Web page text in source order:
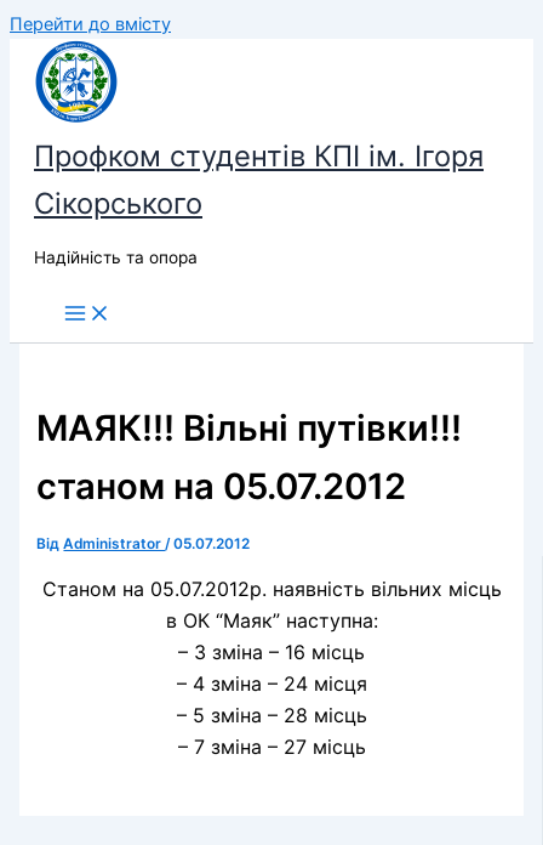
Перейти до вмісту
Профком студентів КПІ ім. Ігоря
Сікорського
Надійність та опора
МАЯК!!! Вільні путівки!!!
станом на 05.07.2012
ВідAdministrator/05.07.2012
Станом на 05.07.2012р. наявність вільних місць
в ОК “Маяк” наступна:
– 3 зміна – 16 місць
– 4 зміна – 24 місця
– 5 зміна – 28 місць
– 7 зміна – 27 місць